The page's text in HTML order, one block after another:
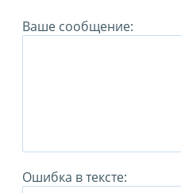
Ваше сообщение:
Ошибка в тексте: